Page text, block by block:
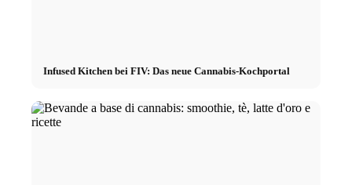
Infused Kitchen bei FIV: Das neue Cannabis-Kochportal